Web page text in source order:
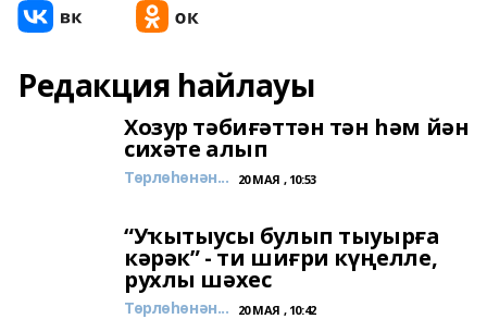
Редакция һайлауы
Хозур тәбиғәттән тән һәм йән
сихәте алып
Төрлөһөнән... 20 МАЯ , 10:53
“Уҡытыусы булып тыуырға
кәрәк” - ти шиғри күңелле,
рухлы шәхес
Төрлөһөнән... 20 МАЯ , 10:42